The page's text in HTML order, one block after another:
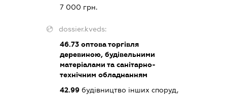
7 000 грн.
dossier.kveds:
46.73оптова торгівля
деревиною, будівельними
матеріалами та санітарно-
технічним обладнанням
42.99будівництво інших споруд,